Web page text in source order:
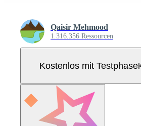
Qaisir Mehmood
1.316.356 Ressourcen
Kostenlos mit Testphase